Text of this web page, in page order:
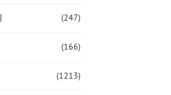
(247)
(166)
(1213)